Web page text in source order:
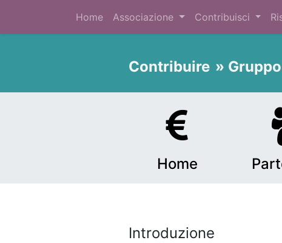
Home Associazione Contribuisci
Contribuire »
Home
Introduzione